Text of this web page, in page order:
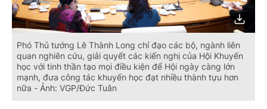
Phó Thủ tướng Lê Thành Long chỉ đạo các bộ, ngành liên
quan nghiên cứu, giải quyết các kiến nghị của Hội Khuyến
học với tinh thần tạo mọi điều kiện để Hội ngày càng lớn
mạnh, đưa công tác khuyến học đạt nhiều thành tựu hơn
nữa - Ảnh: VGP/Đức Tuân